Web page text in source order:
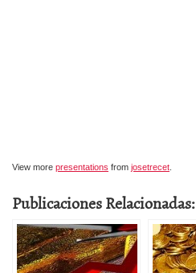
View more presentations from josetrecet
Publicaciones Relacionadas: